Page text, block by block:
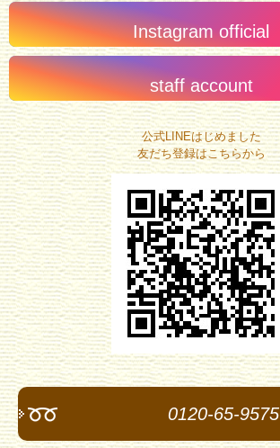
Instagram official
staff account
公式LINEはじめました
友だち登録はこちらから
0120-65-9575